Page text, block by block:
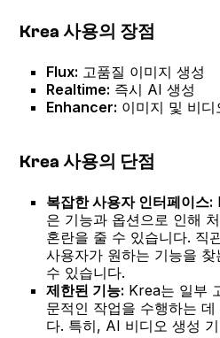
Krea 사용의 장점
Flux: 고품질 이미지 생성
Realtime: 즉시 AI 생성
Enhancer: 이미지 및 비디
Krea 사용의 단점
복잡한 사용자 인터페이스:
은 기능과 옵션으로 인해
혼란을 줄 수 있습니다. 직
사용자가 원하는 기능을
수 있습니다.
제한된 기능: Krea는 일부
문적인 작업을 수행하는
다. 특히, AI 비디오 생성